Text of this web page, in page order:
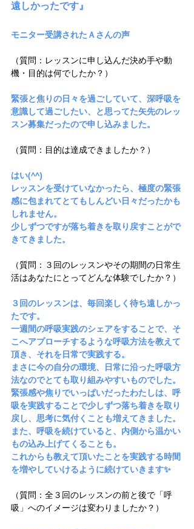
遠しかったです』
モニター受講されたＡさんの声
（質問：レッスンに申し込んだ決め手や動
機・目的は何でしたか？）
緊張と焦りの日々を過ごしていて、深呼吸を
意識して過ごしたい、と思ってた矢先のレッ
スン募集だったので申し込みました。
（質問：目的は達成できましたか？）
はい(^^)
レッスンを受けていなかったら、極度の緊張
感に包まれてとてもしんどい日々だったかも
しれません。
少しずつですが落ち着きを取り戻すことがで
きてきました。
（質問：３回のレッスンやその期間の日常生
活はあなたにとってどんな体験でしたか？）
３回のレッスンは、毎回楽しく待ち遠しかっ
たです。
一週間の呼吸実践のシェアをすることで、そ
こへアプローチするような呼吸方法を教えて
頂き、それを日常で実践する。
まさに今の自分の環境、日常に沿った呼吸方
法なのでとても取り組みやすいものでした。
緊張感や焦りでいっぱいだったわたしは、呼
吸を実践することで少しずつ落ち着きを取り
戻し、思考に気付くことも増えてきました。
また、呼吸を続けていると、内側から温かい
もの込み上げてくることも。
これからも教えて頂いたことを実践する時間
を増やしていけるように続けていきます✨
（質問：全３回のレッスンの前と後で「呼
吸」へのイメージは変わりましたか？）